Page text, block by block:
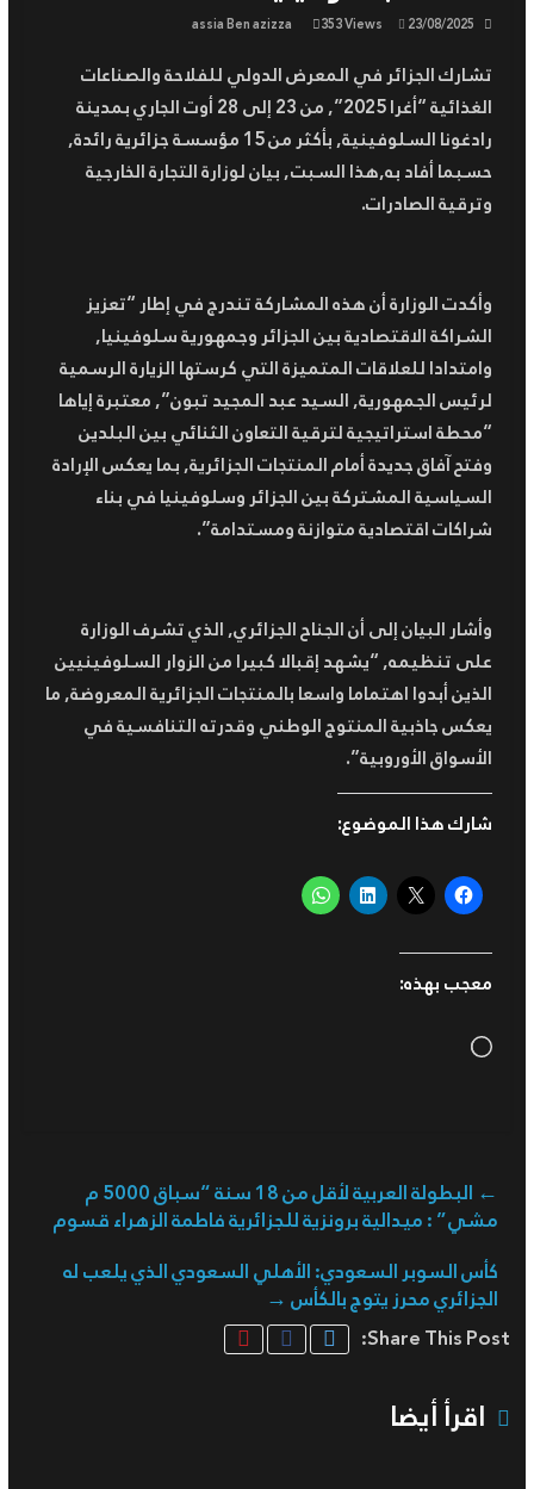
عبد الحق بن بولعيد, عضو مجلس
الأمة ونجل الشهيد الرمز مصطفى
بن بولعيد
رئيس الجمهورية يعلن عن حداد
وطني لمدة 3 أيام
assia Ben azizza 353 Views 23/08/2025
تشارك الجزائر في المعرض الدولي للفلاحة والصناعات
الغذائية “أغرا 2025”, من 23 إلى 28 أوت الجاري بمدينة
رادغونا السلوفينية, بأكثر من 15 مؤسسة جزائرية رائدة,
حسبما أفاد به,هذا السبت, بيان لوزارة التجارة الخارجية
وترقية الصادرات.
وأكدت الوزارة أن هذه المشاركة تندرج في إطار “تعزيز
الشراكة الاقتصادية بين الجزائر وجمهورية سلوفينيا,
وامتدادا للعلاقات المتميزة التي كرستها الزيارة الرسمية
لرئيس الجمهورية, السيد عبد المجيد تبون”, معتبرة إياها
“محطة استراتيجية لترقية التعاون الثنائي بين البلدين
وفتح آفاق جديدة أمام المنتجات الجزائرية, بما يعكس الإرادة
السياسية المشتركة بين الجزائر وسلوفينيا في بناء
شراكات اقتصادية متوازنة ومستدامة”.
وأشار البيان إلى أن الجناح الجزائري, الذي تشرف الوزارة
على تنظيمه, “يشهد إقبالا كبيرا من الزوار السلوفينيين
الذين أبدوا اهتماما واسعا بالمنتجات الجزائرية المعروضة, ما
يعكس جاذبية المنتوج الوطني وقدرته التنافسية في
الأسواق الأوروبية”.
شارك هذا الموضوع:
معجب بهذه:
Loading…
← البطولة العربية لأقل من 18 سنة “سباق 5000 م
مشي” : ميدالية برونزية للجزائرية فاطمة الزهراء قسوم
كأس السوبر السعودي: الأهلي السعودي الذي يلعب له
الجزائري محرز يتوج بالكأس →
Share This Post:
اقرأ أيضا